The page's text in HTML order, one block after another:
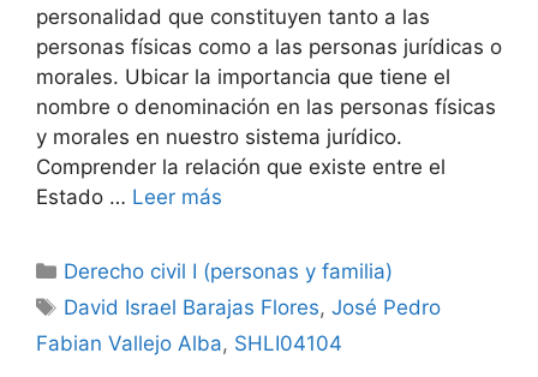
personalidad que constituyen tanto a las
personas físicas como a las personas jurídicas o
morales. Ubicar la importancia que tiene el
nombre o denominación en las personas físicas
y morales en nuestro sistema jurídico.
Comprender la relación que existe entre el
Estado … Leer más
Categorías
Derecho civil I (personas y familia)
Etiquetas
David Israel Barajas Flores,José Pedro
Fabian Vallejo Alba, SHLI04104